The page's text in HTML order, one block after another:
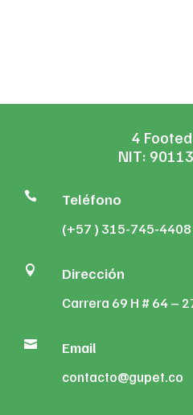
4 Footed
NIT:
 Teléfono
(+57 ) 315-745-4408
 Dirección
Carrera 69 H # 64 –
 Email
contacto@gupet.co